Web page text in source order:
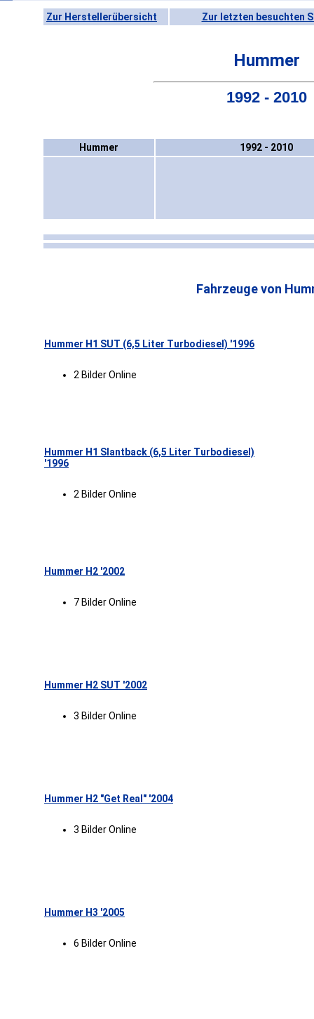
Zur Herstellerübersicht Zur letzten besuchten
Hummer
1992 - 2010
Hummer 1992 - 2010
Fahrzeuge von
Hummer H1 SUT (6,5 Liter Turbodiesel) '1996
2 Bilder Online
Hummer H1 Slantback (6,5 Liter Turbodiesel)
'1996
2 Bilder Online
Hummer H2 '2002
7 Bilder Online
Hummer H2 SUT '2002
3 Bilder Online
Hummer H2 "Get Real" '2004
3 Bilder Online
Hummer H3 '2005
6 Bilder Online